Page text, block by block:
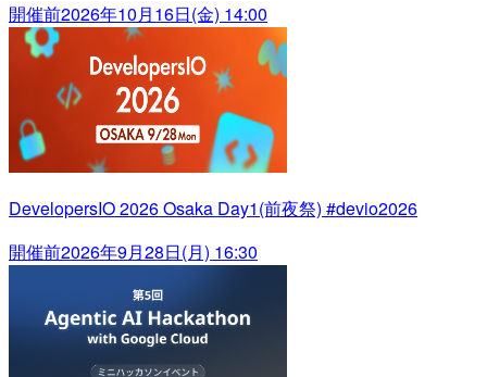
開催前2026年10月16日(金) 14:00
DevelopersIO 2026 Osaka Day1(前夜祭) #devio2026
開催前2026年9月28日(月) 16:30